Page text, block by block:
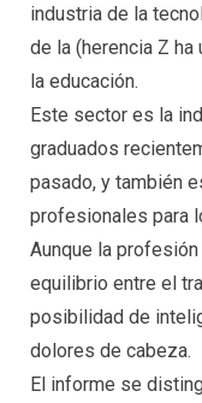
industria de la
de la (herencia Z
la educación.
Este sector es la
graduados
pasado, y también
profesionales para
Aunque la
equilibrio entre el
posibilidad de
dolores de cabeza.
El informe se